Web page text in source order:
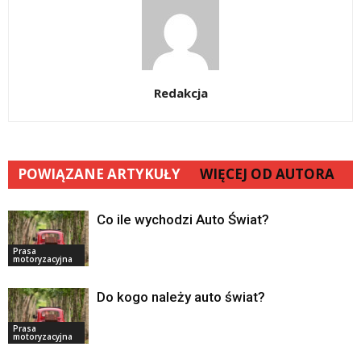
Redakcja
POWIĄZANE ARTYKUŁY WIĘCEJ OD AUTORA
Prasa
motoryzacyjna
Co ile wychodzi Auto Świat?
Prasa
motoryzacyjna
Do kogo należy auto świat?